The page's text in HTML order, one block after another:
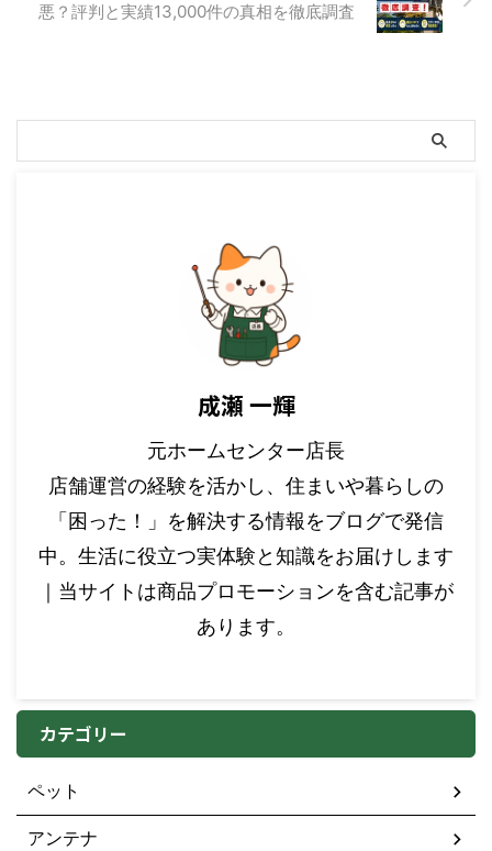
悪？評判と実績13,000件の真相を徹底調査
成瀬 一輝
元ホームセンター店長
店舗運営の経験を活かし、住まいや暮らしの
「困った！」を解決する情報をブログで発信
中。生活に役立つ実体験と知識をお届けします
｜当サイトは商品プロモーションを含む記事が
あります。
カテゴリー
ペット
アンテナ